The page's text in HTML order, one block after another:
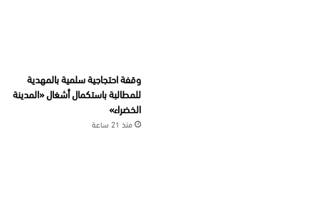
وقفة احتجاجية سلمية بالمهدية
للمطالبة باستكمال أشغال «المدينة
الخضراء»
منذ 21 ساعة